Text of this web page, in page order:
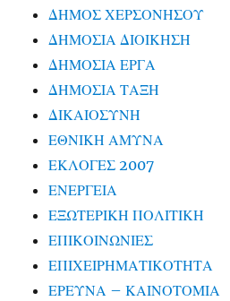
ΔΗΜΟΣ ΧΕΡΣΟΝΗΣΟΥ
ΔΗΜΟΣΙΑ ΔΙΟΙΚΗΣΗ
ΔΗΜΟΣΙΑ ΕΡΓΑ
ΔΗΜΟΣΙΑ ΤΑΞΗ
ΔΙΚΑΙΟΣΥΝΗ
ΕΘΝΙΚΗ ΑΜΥΝΑ
ΕΚΛΟΓΕΣ 2007
ΕΝΕΡΓΕΙΑ
ΕΞΩΤΕΡΙΚΗ ΠΟΛΙΤΙΚΗ
ΕΠΙΚΟΙΝΩΝΙΕΣ
ΕΠΙΧΕΙΡΗΜΑΤΙΚΟΤΗΤΑ
ΕΡΕΥΝΑ – ΚΑΙΝΟΤΟΜΙΑ